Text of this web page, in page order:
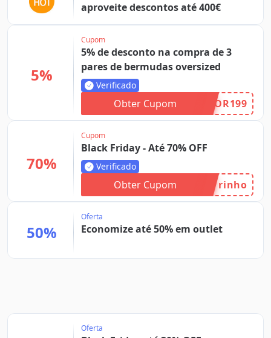
aproveite descontos até 400€
5%
Cupom
5% de desconto na compra de 3
pares de bermudas oversized
Verificado
Obter Cupom OR199
70%
Cupom
Black Friday - Até 70% OFF
Verificado
Obter Cupom rinho
50%
Oferta
Economize até 50% em outlet
Oferta